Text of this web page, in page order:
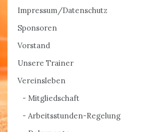
Impressum/Datenschutz
Sponsoren
Vorstand
Unsere Trainer
Vereinsleben
Mitgliedschaft
Arbeitsstunden-Regelung